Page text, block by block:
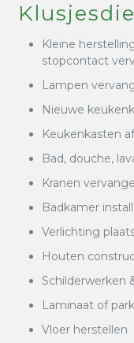
Kleine
stopcontact
Lampen
Nieuwe
Keukenkasten
Bad, douche,
Kranen
Badkamer
Verlichting
Houten
Schilderwerken
Laminaat of
Vloer herstellen